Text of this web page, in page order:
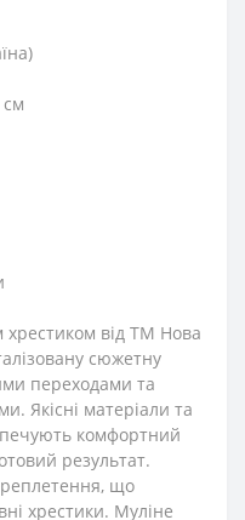
від ТМ Нова
сюжетну
переходами та
Якісні матеріали та
комфортний
результат.
що
хрестики. Муліне